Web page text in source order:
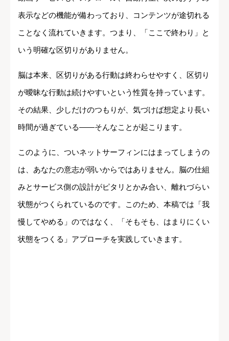
表示などの機能が備わっており、コンテンツが途切れる
ことなく流れていきます。つまり、「ここで終わり」と
いう明確な区切りがありません。
脳は本来、区切りがある行動は終わらせやすく、区切り
が曖昧な行動は続けやすいという性質を持っています。
その結果、少しだけのつもりが、気づけば想定より長い
時間が過ぎている――そんなことが起こります。
このように、ついネットサーフィンにはまってしまうの
は、あなたの意志が弱いからではありません。脳の仕組
みとサービス側の設計がピタリとかみ合い、離れづらい
状態がつくられているのです。このため、本稿では「我
慢してやめる」のではなく、「そもそも、はまりにくい
状態をつくる」アプローチを実践していきます。